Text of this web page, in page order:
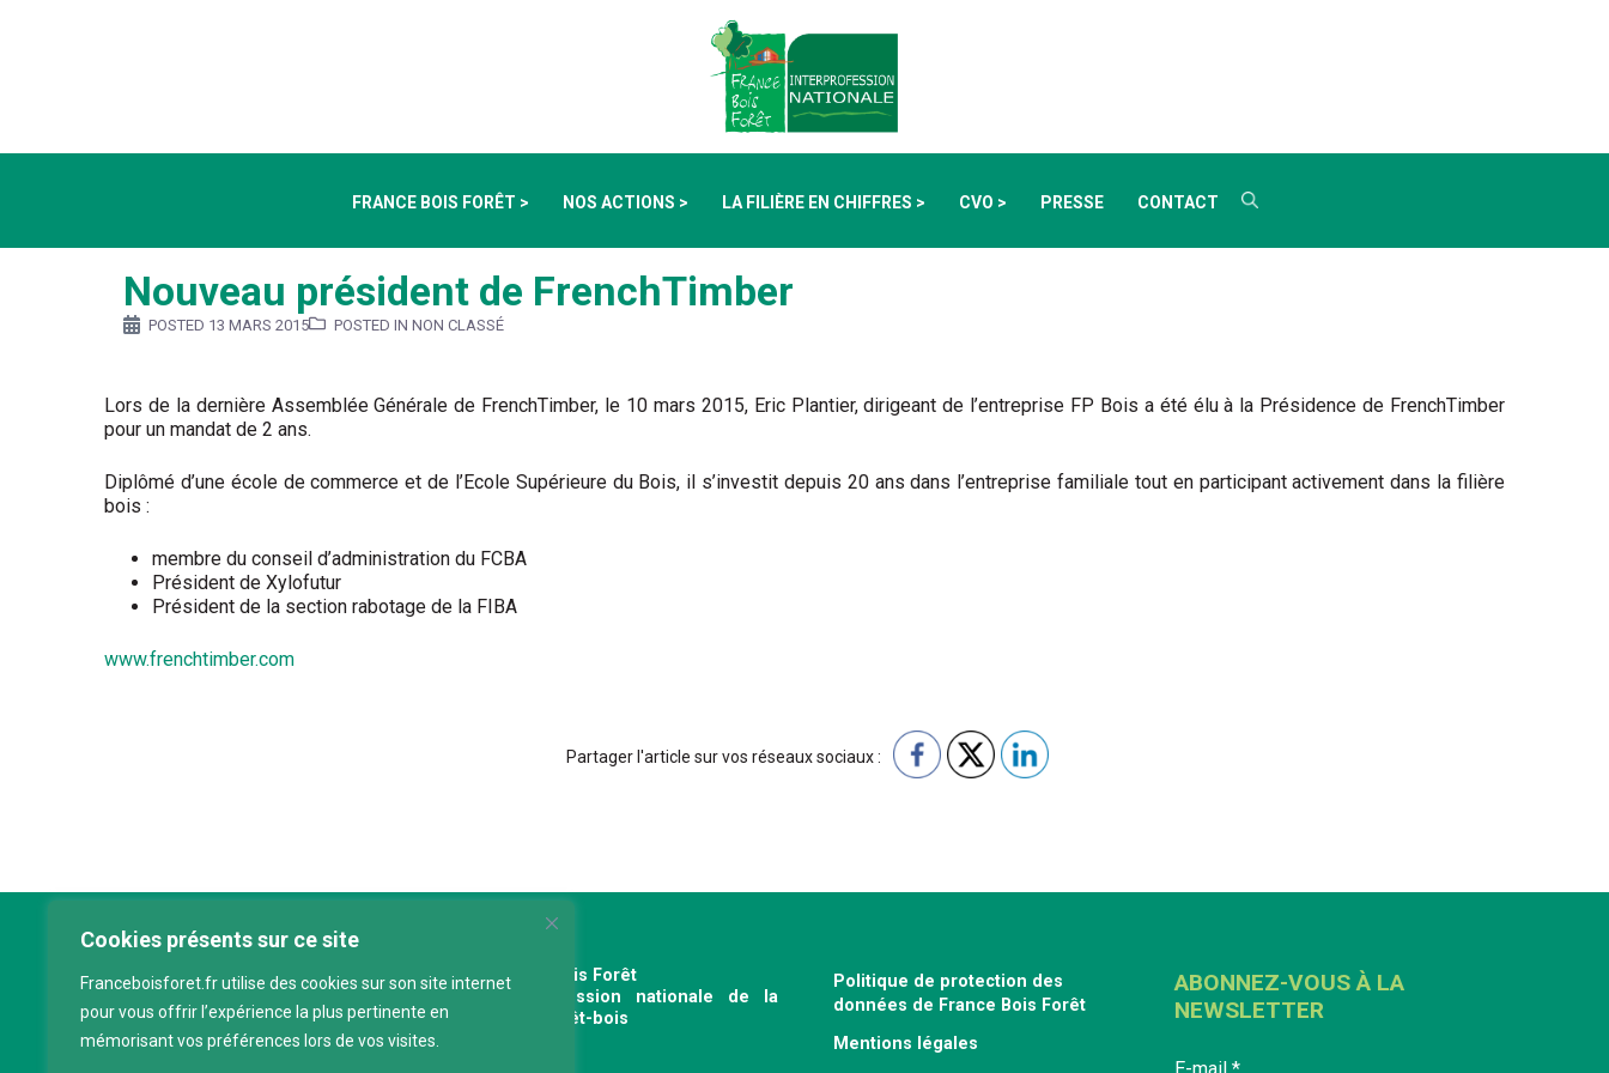
Cookies présents sur ce site
Franceboisforet.fr utilise des cookies sur son site internet
pour vous offrir l’expérience la plus pertinente en
mémorisant vos préférences lors de vos visites.
FRANCE BOIS FORÊT > NOS ACTIONS > LA FILIÈRE EN CHIFFRES > CVO > PRESSE CONTACT
Nouveau président de FrenchTimber
POSTED 13 MARS 2015 POSTED IN NON CLASSÉ
Lors de la dernière Assemblée Générale de FrenchTimber, le 10 mars 2015, Eric Plantier, dirigeant de l’entreprise FP Bois a été élu à la Présidence de FrenchTimber
pour un mandat de 2 ans.
Diplômé d’une école de commerce et de l’Ecole Supérieure du Bois, il s’investit depuis 20 ans dans l’entreprise familiale tout en participant activement dans la filière
bois :
membre du conseil d’administration du FCBA
Président de Xylofutur
Président de la section rabotage de la FIBA
www.frenchtimber.com
Partager l'article sur vos réseaux sociaux :
France Bois Forêt
Interprofession nationale de la
filière forêt-bois
Politique de protection des
données de France Bois Forêt
Mentions légales
ABONNEZ-VOUS À LA
NEWSLETTER
E-mail *